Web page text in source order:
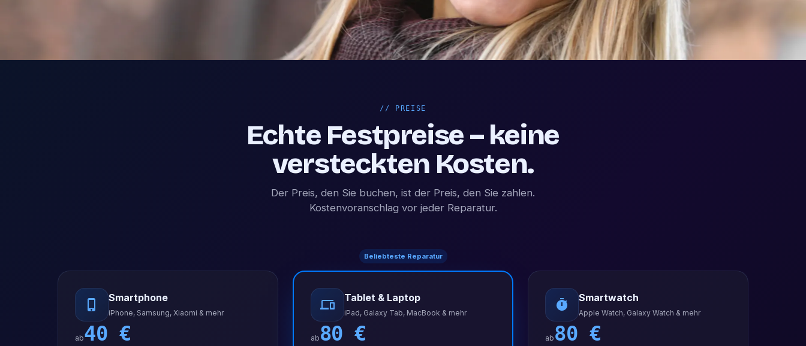
// PREISE
Echte Festpreise – keine
versteckten Kosten.
Der Preis, den Sie buchen, ist der Preis, den Sie zahlen.
Kostenvoranschlag vor jeder Reparatur.
Smartphone
iPhone, Samsung, Xiaomi & mehr
ab40 €
Beliebteste Reparatur
Tablet & Laptop
iPad, Galaxy Tab, MacBook & mehr
ab 80 €
Smartwatch
Apple Watch, Galaxy Watch & mehr
ab 80 €